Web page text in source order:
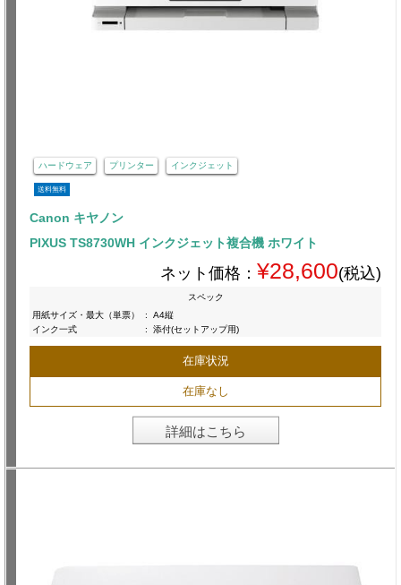
ハードウェア プリンター インクジェット
送料無料
Canon キヤノン
PIXUS TS8730WH インクジェット複合機 ホワイト
ネット価格： ¥28,600(税込)
スペック
用紙サイズ・最大（単票）
:
A4縦
インク一式
: 添付(セットアップ用)
在庫状況
在庫なし
詳細はこちら